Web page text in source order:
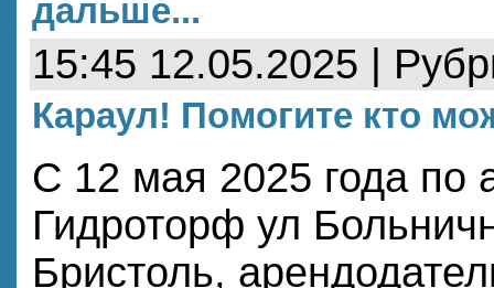
дальше...
15:45 12.05.2025 |
Караул! Помогите кто
С 12 мая 2025 года по
Гидроторф ул
Бристоль,